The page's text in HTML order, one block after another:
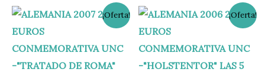
¡Oferta!
El
precio
era:
44,00 €.
El
precio
es:
37,50 €.
¡Oferta!
El
precio
original
era:
43,80 €.
El
precio
es:
36,95 €.